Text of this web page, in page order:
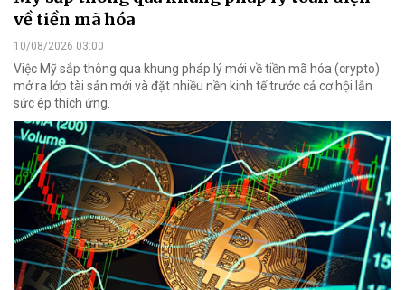
về tiền mã hóa
10/08/2026 03:00
Việc Mỹ sắp thông qua khung pháp lý mới về tiền mã hóa (crypto)
mở ra lớp tài sản mới và đặt nhiều nền kinh tế trước cả cơ hội lẫn
sức ép thích ứng.